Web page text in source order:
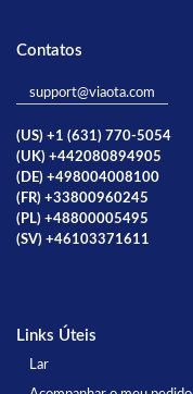
Contatos
support@viaota.com
(US) +1 (631) 770-5054
(UK) +442080894905
(DE) +498004008100
(FR) +33800960245
(PL) +48800005495
(SV) +46103371611
Links Úteis
Lar